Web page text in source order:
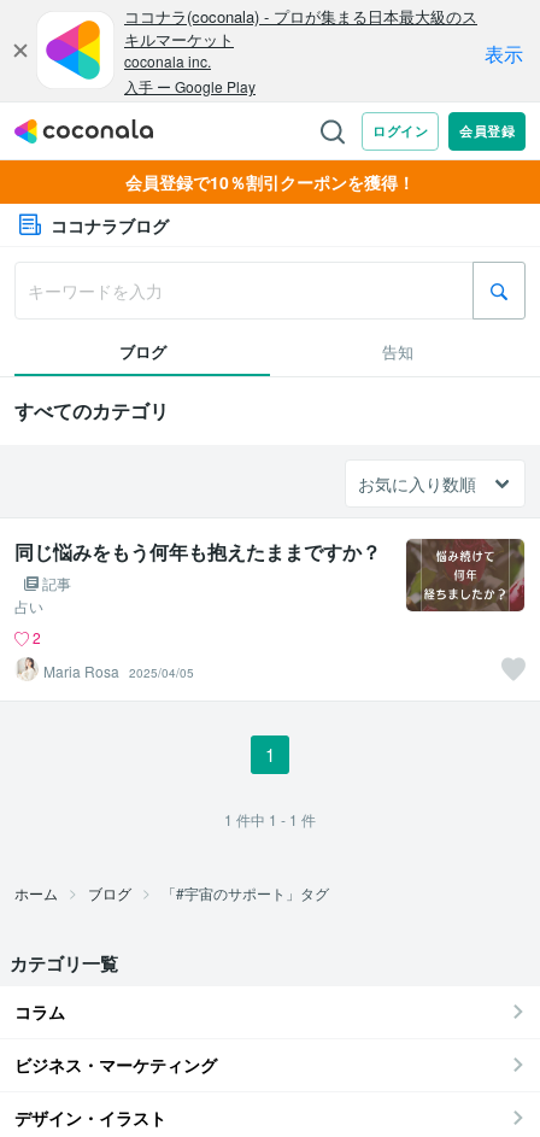
会員登録で10％割引クーポンを獲得！
ココナラブログ
ブログ 告知
すべてのカテゴリ
同じ悩みをもう何年も抱えたままですか？
記事
占い
2
Maria Rosa
2025/04/05
1
1 件中 1 - 1 件
ホーム ブログ 「#宇宙のサポート」タグ
カテゴリ一覧
コラム
ビジネス・マーケティング
デザイン・イラスト